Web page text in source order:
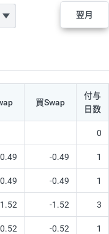
翌月
買Swap
付与
日数
0
0.49 -0.49 1
0.49 -0.49 1
1.52 -1.52 3
0.52 -0.52 1